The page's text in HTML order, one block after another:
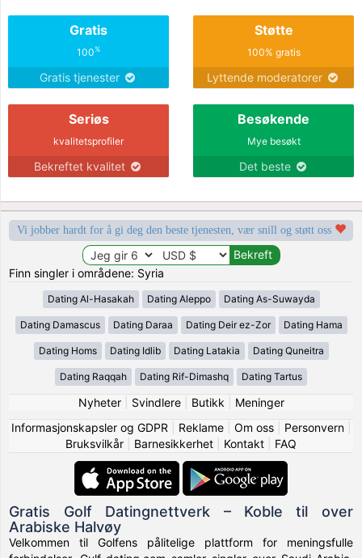
Gratis
100%
Gratis tjenester
Støtte
100% gratis
Lyttende moderatorer
Seriøs
kvalitetsprofiler
Bekreftet kvalitet
Besøkende
Mye besøkt
Det beste
Vi jobber hardt for å gi deg den beste tjenesten, vær snill og støtt oss
Finn singler i områdene: Syria
Dating Al-Hasakah Dating Aleppo Dating As-Suwayda
Dating Damascus Dating Daraa Dating Deir ez-Zor Dating Hama
Dating Homs Dating Idlib Dating Latakia Dating Quneitra
Dating Raqqah Dating Rif-Dimashq Dating Tartus
Nyheter| Svindlere| Butikk
Meninger
Informasjonskapsler og GDPR
Reklame| Om oss| Personvern|
Bruksvilkår
Barnesikkerhet Kontakt FAQ
Gratis Golf Datingnettverk – Koble til over
Arabiske Halvøy
Velkommen til Golfens pålitelige plattform for meningsfulle